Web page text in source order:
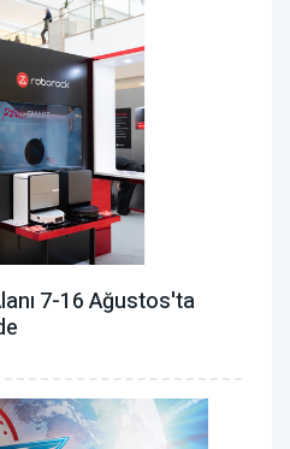
7-16 Ağustos'ta